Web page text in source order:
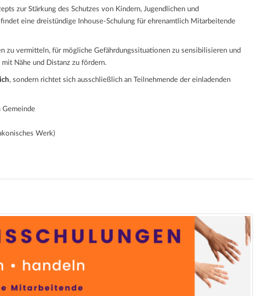
zur Stärkung des Schutzes von Kindern, Jugendlichen und
eine dreistündige Inhouse-Schulung für ehrenamtlich Mitarbeitende
zu vermitteln, für mögliche Gefährdungssituationen zu sensibilisieren und
Nähe und Distanz zu fördern.
, sondern richtet sich ausschließlich an Teilnehmende der einladenden
Werk)